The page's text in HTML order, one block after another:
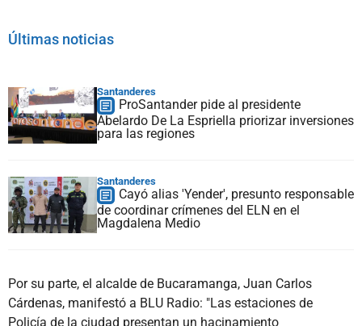
Últimas noticias
Santanderes
ProSantander pide al presidente
Abelardo De La Espriella priorizar inversiones
para las regiones
Santanderes
Cayó alias 'Yender', presunto responsable
de coordinar crímenes del ELN en el
Magdalena Medio
Por su parte, el alcalde de Bucaramanga, Juan Carlos
Cárdenas, manifestó a BLU Radio: "Las estaciones de
Policía de la ciudad presentan un hacinamiento